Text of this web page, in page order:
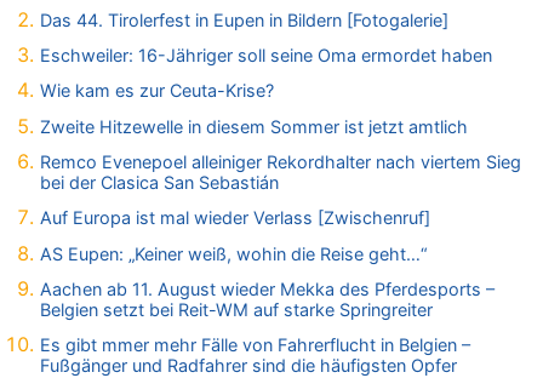
Kollision zwischen Autofahrer und Radfahrer an RAVeL-Weg
07.08.2026 - 14:35 von Vorfahrt zu
Tempolimit in 30er-Zonen – Untersuchung von Vias
07.08.2026 - 14:33 von Ostbelgien Direkt zu
Offiziell: Van Bommel wird Belgiens Nationaltrainer
07.08.2026 - 13:39 von alter weißer mann zu
Zurück an den Rhein: Hendrich wechselt zum 1. FC Köln
07.08.2026 - 13:39 von Ach zu
Belgien setzt bei Reit-WM auf starke Springreiter
Wasserstand des Rheins in NRW so niedrig wie noch nie
Das 44. Tirolerfest in Eupen in Bildern [Fotogalerie]
Eschweiler: 16-Jähriger soll seine Oma ermordet haben
Wie kam es zur Ceuta-Krise?
Zweite Hitzewelle in diesem Sommer ist jetzt amtlich
Remco Evenepoel alleiniger Rekordhalter nach viertem Sieg
bei der Clasica San Sebastián
Auf Europa ist mal wieder Verlass [Zwischenruf]
AS Eupen: „Keiner weiß, wohin die Reise geht…“
Aachen ab 11. August wieder Mekka des Pferdesports –
Belgien setzt bei Reit-WM auf starke Springreiter
Es gibt mmer mehr Fälle von Fahrerflucht in Belgien –
Fußgänger und Radfahrer sind die häufigsten Opfer